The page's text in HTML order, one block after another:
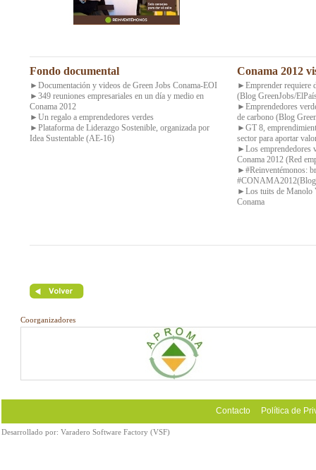
Fondo documental
►Documentación y videos de Green Jobs Conama-EOI
►349 reuniones empresariales en un día y medio en
Conama 2012
►Un regalo a emprendedores verdes
►Plataforma de Liderazgo Sostenible, organizada por
Idea Sustentable (AE-16)
Conama 2012
►Emprender requiere
(Blog GreenJobs/
►Emprendedores
de carbono (Blog
►GT 8,
sector para aportar
►Los emprendedores
Conama 2012 (Red
►#Reinventémonos:
#CONAMA2012(Blog
►Los tuits de Manolo
Conama
Coorganizadores
Contacto Política de
Desarrollado por: Varadero Software Factory (VSF)